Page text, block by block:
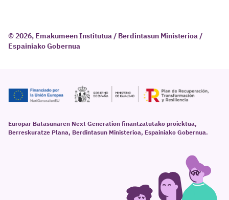
© 2026, Emakumeen Institutua / Berdintasun Ministerioa /
Espainiako Gobernua
Europar Batasunaren Next Generation finantzatutako proiektua,
Berreskuratze Plana, Berdintasun Ministerioa, Espainiako Gobernua.